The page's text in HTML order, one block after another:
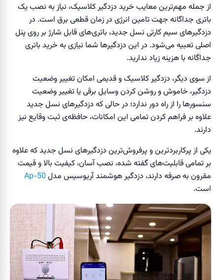
از جمله مهم‌ترین معایب خرید دزدگیر کلاسیک، نیاز به نصب یک
باتری جداگانه جهت تامین انرژی در زمان قطعی برق است. در
دزدگیر‌های سیم کارتی نسل جدید، باتری‌های قابل شارژ بر روی پنل
اصلی تعبیه می‌شود. در این دزدگیرها شما نیازی به خرید باتری
جداگانه با هزینه زیاد ندارید.
از سوی دیگر، دزدگیر‌ کلاسیک و قدیمی امکان تغییر وضعیت
دزدگیر، خاموش و روشن کردن وسایل برقی یا تغییر وضعیت
سنسورها را از راه دور ندارد؛ در حالی که دزدگیر‌های نسل جدید
علاوه بر فراهم کردن تمامی این امکانات، حافظه‌ی ثبت وقایع نیز
دارند.
یکی از پرکاربردترین و پرفروش‌ترین دزدگیر‌های نسل جدید که علاوه
بر تمامی قابلیت‌های گفته شده، نصب آسان، کیفیت بالا و قیمت
مقرون به صرفه دارند، دزدگیر هوشمند آریوسیس مدل Ap-50
است.